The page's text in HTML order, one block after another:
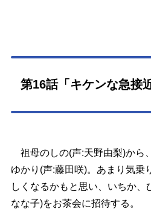
第16話「キケンな急
祖母のしの(声:天野由梨)から
ゆかり(声:藤田咲)。あまり気乗
しくなるかもと思い、いちか
なな子)をお茶会に招待する。